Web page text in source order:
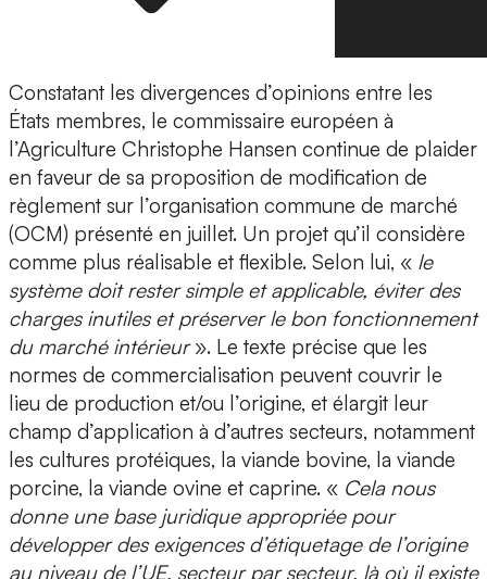
Constatant les divergences d’opinions entre les
États membres, le commissaire européen à
l’Agriculture Christophe Hansen continue de plaider
en faveur de sa proposition de modification de
règlement sur l’organisation commune de marché
(OCM) présenté en juillet. Un projet qu’il considère
comme plus réalisable et flexible. Selon lui, « le
système doit rester simple et applicable, éviter des
charges inutiles et préserver le bon fonctionnement
du marché intérieur». Le texte précise que les
normes de commercialisation peuvent couvrir le
lieu de production et/ou l’origine, et élargit leur
champ d’application à d’autres secteurs, notamment
les cultures protéiques, la viande bovine, la viande
porcine, la viande ovine et caprine. « Cela nous
donne une base juridique appropriée pour
développer des exigences d’étiquetage de l’origine
au niveau de l’UE, secteur par secteur, là où il existe